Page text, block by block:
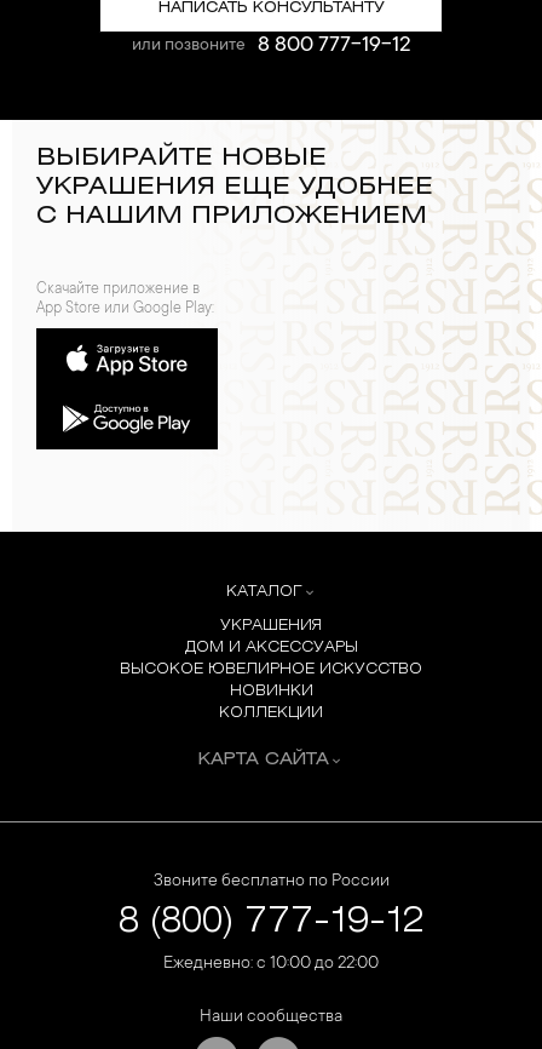
НАПИСАТЬ КОНСУЛЬТАНТУ
или позвоните 8 800 777-19-12
ВЫБИРАЙТЕ НОВЫЕ
УКРАШЕНИЯ ЕЩЕ УДОБНЕЕ
С НАШИМ ПРИЛОЖЕНИЕМ
Скачайте приложение в
App Store или Google Play:
КАТАЛОГ
УКРАШЕНИЯ
ДОМ И АКСЕССУАРЫ
ВЫСОКОЕ ЮВЕЛИРНОЕ ИСКУССТВО
НОВИНКИ
КОЛЛЕКЦИИ
КАРТА САЙТА
Звоните бесплатно по России
8 (800) 777-19-12
Ежедневно: с 10:00 до 22:00
Наши сообщества